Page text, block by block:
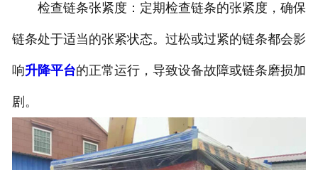
检查链条张紧度：定期检查链条的张紧度，确保
链条处于适当的张紧状态。过松或过紧的链条都会影
响升降平台的正常运行，导致设备故障或链条磨损加
剧。